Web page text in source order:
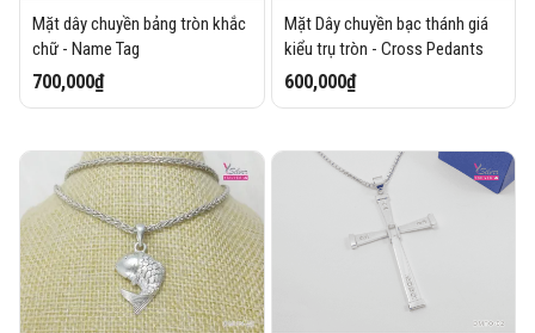
Mặt dây chuyền bảng tròn khắc
chữ - Name Tag
700,000₫
Mặt Dây chuyền bạc thánh giá
kiểu trụ tròn - Cross Pedants
600,000₫